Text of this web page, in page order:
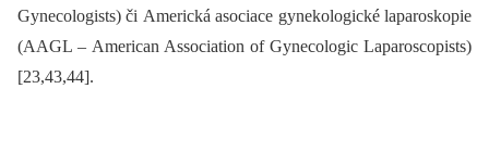
Gynecologists) či Americká asociace gynekologické laparoskopie
(AAGL –⁠ American Association of Gynecologic Laparoscopists)
[23,43,44].